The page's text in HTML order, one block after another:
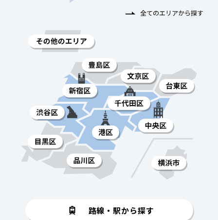
全てのエリアから探す
路線・駅から探す